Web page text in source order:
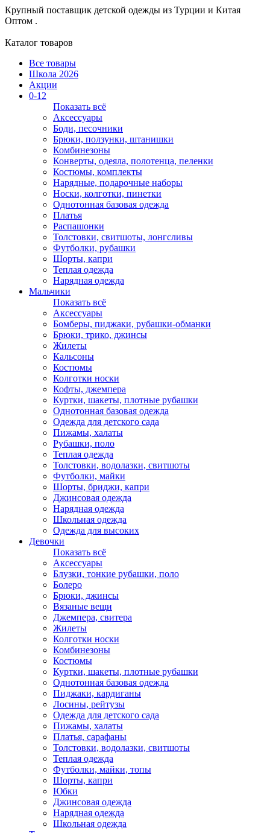
Крупный поставщик детской одежды из Турции и Китая
Оптом .
Каталог товаров
Все товары
Школа 2026
Акции
0-12
Показать всё
Аксессуары
Боди, песочники
Брюки, ползунки, штанишки
Комбинезоны
Конверты, одеяла, полотенца, пеленки
Костюмы, комплекты
Нарядные, подарочные наборы
Носки, колготки, пинетки
Однотонная базовая одежда
Платья
Распашонки
Толстовки, свитшоты, лонгсливы
Футболки, рубашки
Шорты, капри
Теплая одежда
Нарядная одежда
Мальчики
Показать всё
Аксессуары
Бомберы, пиджаки, рубашки-обманки
Брюки, трико, джинсы
Жилеты
Кальсоны
Костюмы
Колготки носки
Кофты, джемпера
Куртки, шакеты, плотные рубашки
Однотонная базовая одежда
Одежда для детского сада
Пижамы, халаты
Рубашки, поло
Теплая одежда
Толстовки, водолазки, свитшоты
Футболки, майки
Шорты, бриджи, капри
Джинсовая одежда
Нарядная одежда
Школьная одежда
Одежда для высоких
Девочки
Показать всё
Аксессуары
Блузки, тонкие рубашки, поло
Болеро
Брюки, джинсы
Вязаные вещи
Джемпера, свитера
Жилеты
Колготки носки
Комбинезоны
Костюмы
Куртки, шакеты, плотные рубашки
Однотонная базовая одежда
Пиджаки, кардиганы
Лосины, рейтузы
Одежда для детского сада
Пижамы, халаты
Платья, сарафаны
Толстовки, водолазки, свитшоты
Теплая одежда
Футболки, майки, топы
Шорты, капри
Юбки
Джинсовая одежда
Нарядная одежда
Школьная одежда